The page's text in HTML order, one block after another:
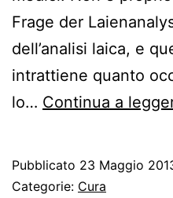
Frage der
dell’analisi laica, e
intrattiene quanto
lo… Continua a
Pubblicato 23 Maggio
Categorie: Cura